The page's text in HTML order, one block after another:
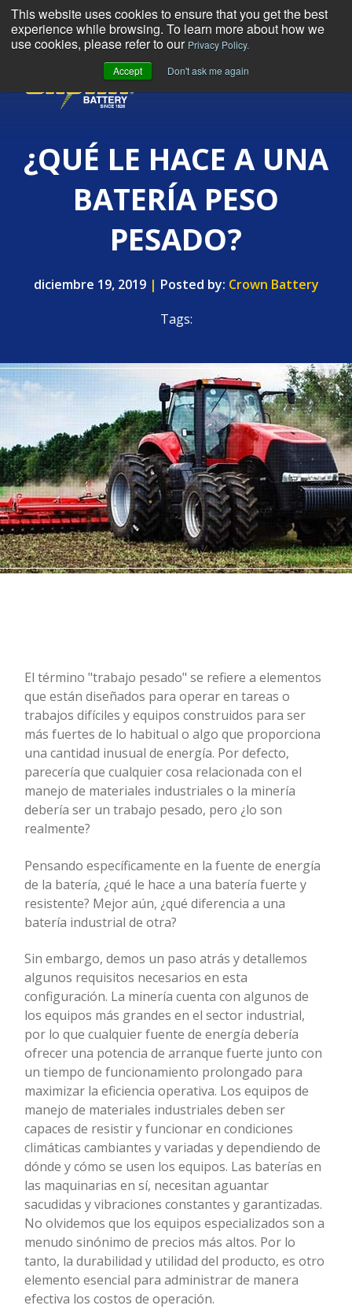
This website uses cookies to ensure that you get the best
experience while browsing. To learn more about how we
use cookies, please refer to our Privacy Policy.
Accept
Don't ask me again
¿QUÉ LE HACE A UNA
BATERÍA PESO
PESADO?
diciembre 19, 2019| Posted by: Crown Battery
Tags:
El término "trabajo pesado" se refiere a elementos
que están diseñados para operar en tareas o
trabajos difíciles y equipos construidos para ser
más fuertes de lo habitual o algo que proporciona
una cantidad inusual de energía. Por defecto,
parecería que cualquier cosa relacionada con el
manejo de materiales industriales o la minería
debería ser un trabajo pesado, pero ¿lo son
realmente?
Pensando específicamente en la fuente de energía
de la batería, ¿qué le hace a una batería fuerte y
resistente? Mejor aún, ¿qué diferencia a una
batería industrial de otra?
Sin embargo, demos un paso atrás y detallemos
algunos requisitos necesarios en esta
configuración. La minería cuenta con algunos de
los equipos más grandes en el sector industrial,
por lo que cualquier fuente de energía debería
ofrecer una potencia de arranque fuerte junto con
un tiempo de funcionamiento prolongado para
maximizar la eficiencia operativa. Los equipos de
manejo de materiales industriales deben ser
capaces de resistir y funcionar en condiciones
climáticas cambiantes y variadas y dependiendo de
dónde y cómo se usen los equipos. Las baterías en
las maquinarias en sí, necesitan aguantar
sacudidas y vibraciones constantes y garantizadas.
No olvidemos que los equipos especializados son a
menudo sinónimo de precios más altos. Por lo
tanto, la durabilidad y utilidad del producto, es otro
elemento esencial para administrar de manera
efectiva los costos de operación.